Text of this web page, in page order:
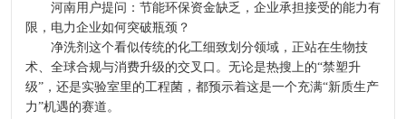
河南用户提问：节能环保资金缺乏，企业承担接受的能力有
限，电力企业如何突破瓶颈？
净洗剂这个看似传统的化工细致划分领域，正站在生物技
术、全球合规与消费升级的交叉口。无论是热搜上的“禁塑升
级”，还是实验室里的工程菌，都预示着这是一个充满“新质生产
力”机遇的赛道。